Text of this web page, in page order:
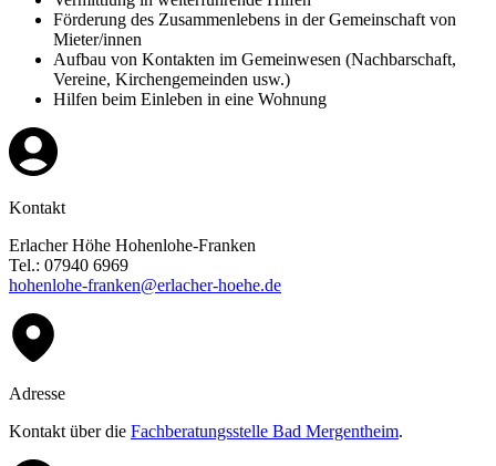
Förderung des Zusammenlebens in der Gemeinschaft von
Mieter/innen
Aufbau von Kontakten im Gemeinwesen (Nachbarschaft,
Vereine, Kirchengemeinden usw.)
Hilfen beim Einleben in eine Wohnung
Kontakt
Erlacher Höhe Hohenlohe-Franken
Tel.: 07940 6969
hohenlohe-franken@erlacher-hoehe.de
Adresse
Kontakt über die Fachberatungsstelle Bad Mergentheim.